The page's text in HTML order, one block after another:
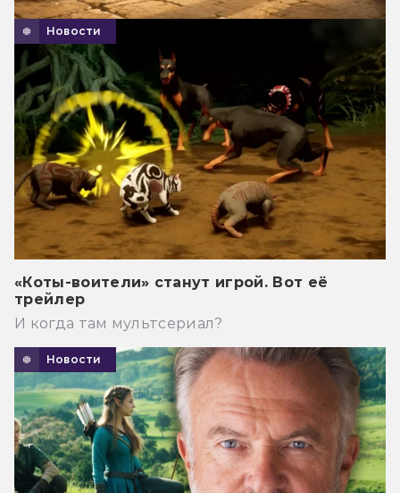
Новости
«Коты-воители» станут игрой. Вот её
трейлер
И когда там мультсериал?
Новости